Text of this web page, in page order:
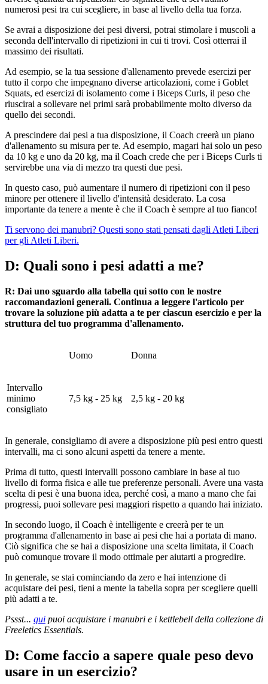
numerosi pesi tra cui scegliere, in base al livello della tua forza.
Se avrai a disposizione dei pesi diversi, potrai stimolare i muscoli a
seconda dell'intervallo di ripetizioni in cui ti trovi. Così otterrai il
massimo dei risultati.
Ad esempio, se la tua sessione d'allenamento prevede esercizi per
tutto il corpo che impegnano diverse articolazioni, come i Goblet
Squats, ed esercizi di isolamento come i Biceps Curls, il peso che
riuscirai a sollevare nei primi sarà probabilmente molto diverso da
quello dei secondi.
A prescindere dai pesi a tua disposizione, il Coach creerà un piano
d'allenamento su misura per te. Ad esempio, magari hai solo un peso
da 10 kg e uno da 20 kg, ma il Coach crede che per i Biceps Curls ti
servirebbe una via di mezzo tra questi due pesi.
In questo caso, può aumentare il numero di ripetizioni con il peso
minore per ottenere il livello d'intensità desiderato. La cosa
importante da tenere a mente è che il Coach è sempre al tuo fianco!
Ti servono dei manubri? Questi sono stati pensati dagli Atleti Liberi
per gli Atleti Liberi.
D: Quali sono i pesi adatti a me?
R: Dai uno sguardo alla tabella qui sotto con le nostre
raccomandazioni generali. Continua a leggere l'articolo per
trovare la soluzione più adatta a te per ciascun esercizio e per la
struttura del tuo programma d'allenamento.
Uomo Donna
Intervallo
minimo
consigliato
7,5 kg - 25 kg 2,5 kg - 20 kg
In generale, consigliamo di avere a disposizione più pesi entro questi
intervalli, ma ci sono alcuni aspetti da tenere a mente.
Prima di tutto, questi intervalli possono cambiare in base al tuo
livello di forma fisica e alle tue preferenze personali. Avere una vasta
scelta di pesi è una buona idea, perché così, a mano a mano che fai
progressi, puoi sollevare pesi maggiori rispetto a quando hai iniziato.
In secondo luogo, il Coach è intelligente e creerà per te un
programma d'allenamento in base ai pesi che hai a portata di mano.
Ciò significa che se hai a disposizione una scelta limitata, il Coach
può comunque trovare il modo ottimale per aiutarti a progredire.
In generale, se stai cominciando da zero e hai intenzione di
acquistare dei pesi, tieni a mente la tabella sopra per scegliere quelli
più adatti a te.
Pssst... qui puoi acquistare i manubri e i kettlebell della collezione di
Freeletics Essentials.
D: Come faccio a sapere quale peso devo
usare in un esercizio?